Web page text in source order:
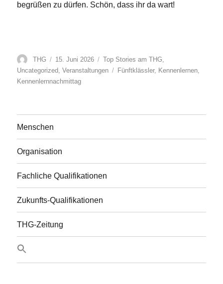
begrüßen zu dürfen. Schön, dass ihr da wart!
Autor
THG
Veröffentlicht
am
15. Juni 2026 Kategorien
Top Stories am THG,
Uncategorized,Veranstaltungen Schlagwörter
Fünftklässler, Kennenlernen,
Kennenlernnachmittag
Menschen
Organisation
Fachliche Qualifikationen
Zukunfts-Qualifikationen
THG-Zeitung